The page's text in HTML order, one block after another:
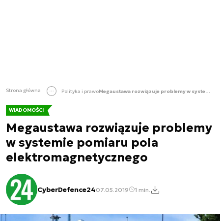
Strona główna Polityka i prawo Megaustawa rozwiązuje problemy w systemie pomiaru pola elektromagnetycznego
WIADOMOŚCI
Megaustawa rozwiązuje problemy
w systemie pomiaru pola
elektromagnetycznego
CyberDefence2407.05.2019 1 min.